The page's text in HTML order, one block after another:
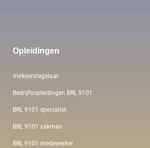
.
.
Opleidingen
Verkeersregelaar
Bedrijfsopleidingen BRL 9101
BRL 9101 specialist
BRL 9101 vakman
BRL 9101 medewerker